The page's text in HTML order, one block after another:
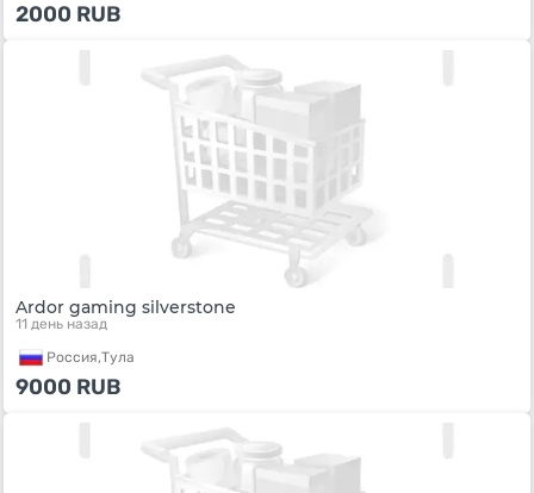
2000 RUB
Ardor gaming silverstone
11 день назад
Россия,Тула
9000 RUB